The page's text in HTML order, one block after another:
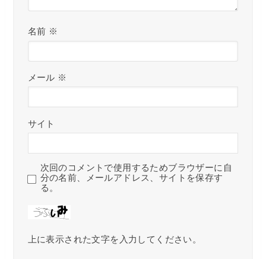
名前 ※
メール ※
サイト
次回のコメントで使用するためブラウザーに自
分の名前、メールアドレス、サイトを保存す
る。
上に表示された文字を入力してください。